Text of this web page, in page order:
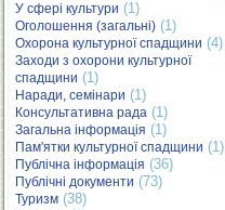
У сфері культури (1)
Оголошення (загальні) (1)
Охорона культурної спадщини (4)
Заходи з охорони культурної
спадщини (1)
Наради, семінари (1)
Консультативна рада (1)
Загальна інформація (1)
Пам'ятки культурної спадщини (1)
Публічна інформація (36)
Публічні документи (73)
Туризм (38)